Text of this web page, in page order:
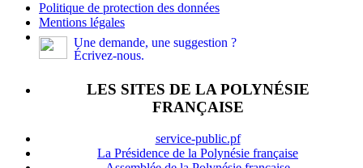
Politique de protection des données
Mentions légales
Une demande, une suggestion ?
Écrivez-nous.
LES SITES DE LA POLYNÉSIE
FRANÇAISE
service-public.pf
La Présidence de la Polynésie française